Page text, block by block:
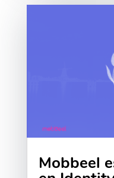
Mobbeel